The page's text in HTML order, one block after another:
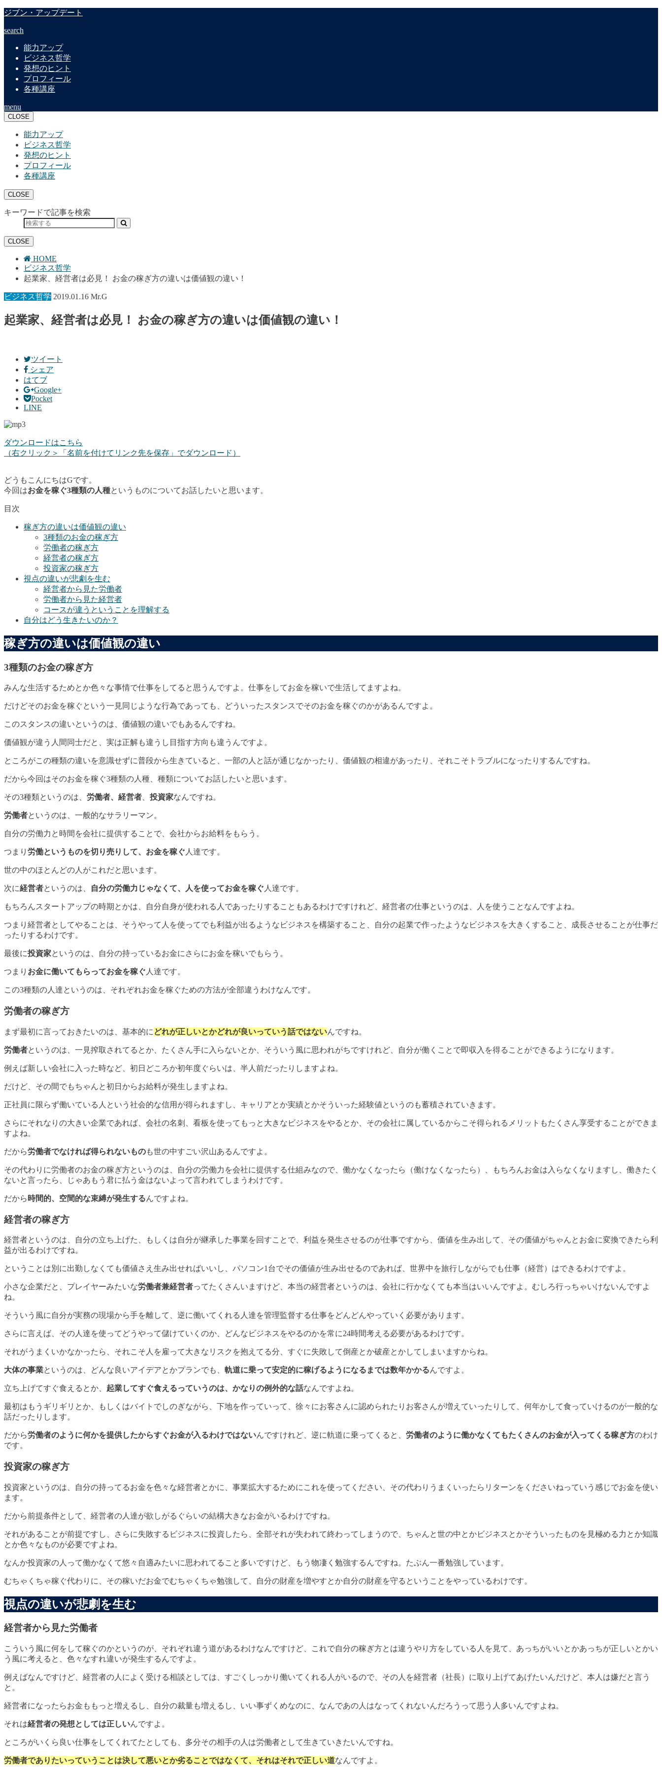
ジブン・アップデート
search
能力アップ
ビジネス哲学
発想のヒント
プロフィール
各種講座
menu
CLOSE
能力アップ
ビジネス哲学
発想のヒント
プロフィール
各種講座
CLOSE
キーワードで記事を検索
CLOSE
HOME
ビジネス哲学
起業家、経営者は必見！ お金の稼ぎ方の違いは価値観の違い！
ビジネス哲学 2019.01.16 Mr.G
起業家、経営者は必見！ お金の稼ぎ方の違いは価値観の違い！
ツイート
シェア
はてブ
Google+
Pocket
LINE
ダウンロードはこちら
（右クリック＞「名前を付けてリンク先を保存」でダウンロード）
どうもこんにちはGです。
今回はお金を稼ぐ3種類の人種というものについてお話したいと思います。
目次
稼ぎ方の違いは価値観の違い
3種類のお金の稼ぎ方
労働者の稼ぎ方
経営者の稼ぎ方
投資家の稼ぎ方
視点の違いが悲劇を生む
経営者から見た労働者
労働者から見た経営者
コースが違うということを理解する
自分はどう生きたいのか？
稼ぎ方の違いは価値観の違い
3種類のお金の稼ぎ方
みんな生活するためとか色々な事情で仕事をしてると思うんですよ。仕事をしてお金を稼いで生活してますよね。
だけどそのお金を稼ぐという一見同じような行為であっても、どういったスタンスでそのお金を稼ぐのかがあるんですよ。
このスタンスの違いというのは、価値観の違いでもあるんですね。
価値観が違う人間同士だと、実は正解も違うし目指す方向も違うんですよ。
ところがこの種類の違いを意識せずに普段から生きていると、一部の人と話が通じなかったり、価値観の相違があったり、それこそトラブルになったりするんですね。
だから今回はそのお金を稼ぐ3種類の人種、種類についてお話したいと思います。
その3種類というのは、 労働者、 経営者 投資家なんですね。
労働者というのは、一般的なサラリーマン。
自分の労働力と時間を会社に提供することで、会社からお給料をもらう。
つまり 労働というものを切り売りして、お金を稼ぐ 人達です。
世の中のほとんどの人がこれだと思います。
次に経営者というのは、 自分の労働力じゃなくて、人を使ってお金を稼ぐ 人達です。
もちろんスタートアップの時期とかは、自分自身が使われる人であったりすることもあるわけですけれど、経営者の仕事というのは、人を使うことなんですよね。
つまり経営者としてやることは、そうやって人を使ってでも利益が出るようなビジネスを構築すること、自分の起業で作ったようなビジネスを大きくすること、成長させることが仕事だ
ったりするわけです。
最後に投資家というのは、自分の持っているお金にさらにお金を稼いでもらう。
つまり お金に働いてもらってお金を稼ぐ 人達です。
この3種類の人達というのは、それぞれお金を稼ぐための方法が全部違うわけなんです。
労働者の稼ぎ方
まず最初に言っておきたいのは、基本的に どれが正しいとかどれが良いっていう話ではないんですね。
労働者というのは、一見搾取されてるとか、たくさん手に入らないとか、そういう風に思われがちですけれど、自分が働くことで即収入を得ることができるようになります。
例えば新しい会社に入った時など、初日どころか初年度ぐらいは、半人前だったりしますよね。
だけど、その間でもちゃんと初日からお給料が発生しますよね。
正社員に限らず働いている人という社会的な信用が得られますし、キャリアとか実績とかそういった経験値というのも蓄積されていきます。
さらにそれなりの大きい企業であれば、会社の名刺、看板を使ってもっと大きなビジネスをやるとか、その会社に属しているからこそ得られるメリットもたくさん享受することができま
すよね。
だから労働者でなければ得られないものも世の中すごい沢山あるんですよ。
その代わりに労働者のお金の稼ぎ方というのは、自分の労働力を会社に提供する仕組みなので、働かなくなったら（働けなくなったら）、もちろんお金は入らなくなりますし、働きたく
ないと言ったら、じゃあもう君に払う金はないよって言われてしまうわけです。
だから 時間的、空間的な束縛が発生するんですよね。
経営者の稼ぎ方
経営者というのは、自分の立ち上げた、もしくは自分が継承した事業を回すことで、利益を発生させるのが仕事ですから、価値を生み出して、その価値がちゃんとお金に変換できたら利
益が出るわけですね。
ということは別に出勤しなくても価値さえ生み出せればいいし、パソコン1台でその価値が生み出せるのであれば、世界中を旅行しながらでも仕事（経営）はできるわけですよ。
小さな企業だと、プレイヤーみたいな労働者兼経営者ってたくさんいますけど、本当の経営者というのは、会社に行かなくても本当はいいんですよ。むしろ行っちゃいけないんですよ
ね。
そういう風に自分が実務の現場から手を離して、逆に働いてくれる人達を管理監督する仕事をどんどんやっていく必要があります。
さらに言えば、その人達を使ってどうやって儲けていくのか、どんなビジネスをやるのかを常に24時間考える必要があるわけです。
それがうまくいかなかったら、それこそ人を雇って大きなリスクを抱えてる分、すぐに失敗して倒産とか破産とかしてしまいますからね。
大体の事業というのは、どんな良いアイデアとかプランでも、 軌道に乗って安定的に稼げるようになるまでは数年かかるんですよ。
立ち上げてすぐ食えるとか、 起業してすぐ食えるっていうのは、かなりの例外的な話なんですよね。
最初はもうギリギリとか、もしくはバイトでしのぎながら、下地を作っていって、徐々にお客さんに認められたりお客さんが増えていったりして、何年かして食っていけるのが一般的な
話だったりします。
だから労働者のように何かを提供したからすぐお金が入るわけではないんですけれど、逆に軌道に乗ってくると、 労働者のように働かなくてもたくさんのお金が入ってくる稼ぎ方のわけ
です。
投資家の稼ぎ方
投資家というのは、自分の持ってるお金を色々な経営者とかに、事業拡大するためにこれを使ってください、その代わりうまくいったらリターンをくださいねっていう感じでお金を使い
ます。
だから前提条件として、経営者の人達が欲しがるぐらいの結構大きなお金がいるわけですね。
それがあることが前提ですし、さらに失敗するビジネスに投資したら、全部それが失われて終わってしまうので、ちゃんと世の中とかビジネスとかそういったものを見極める力とか知識
とか色々なものが必要ですよね。
なんか投資家の人って働かなくて悠々自適みたいに思われてること多いですけど、もう物凄く勉強するんですね。たぶん一番勉強しています。
むちゃくちゃ稼ぐ代わりに、その稼いだお金でむちゃくちゃ勉強して、自分の財産を増やすとか自分の財産を守るということをやっているわけです。
視点の違いが悲劇を生む
経営者から見た労働者
こういう風に何をして稼ぐのかというのが、それぞれ違う道があるわけなんですけど、これで自分の稼ぎ方とは違うやり方をしている人を見て、あっちがいいとかあっちが正しいとかい
う風に考えると、色々なすれ違いが発生するんですよ。
例えばなんですけど、経営者の人によく受ける相談としては、すごくしっかり働いてくれる人がいるので、その人を経営者（社長）に取り上げてあげたいんだけど、本人は嫌だと言う
と。
経営者になったらお金ももっと増えるし、自分の裁量も増えるし、いい事ずくめなのに、なんであの人はなってくれないんだろうって思う人多いんですよね。
それは経営者の発想としては正しいんですよ。
ところがいくら良い仕事をしてくれてたとしても、多分その相手の人は労働者として生きていきたいんですね。
労働者でありたいっていうことは決して悪いとか劣ることではなくて、それはそれで正しい道なんですよ。